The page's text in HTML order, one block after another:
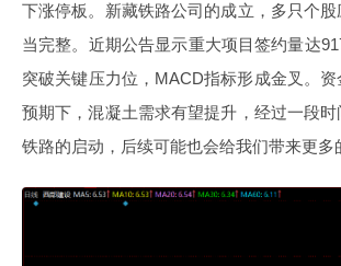
下涨停板。新藏铁路公司的成立，多只个
当完整。近期公告显示重大项目签约量达
突破关键压力位，MACD指标形成金叉。
预期下，混凝土需求有望提升，经过一段
铁路的启动，后续可能也会给我们带来更多